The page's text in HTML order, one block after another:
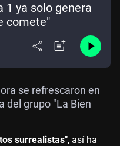
1 ya solo genera
comete"
se refrescaron en
del grupo "La Bien
surrealistas", así ha